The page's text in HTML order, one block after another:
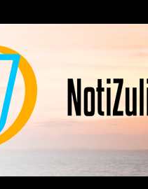
VENEZUELA Y DE